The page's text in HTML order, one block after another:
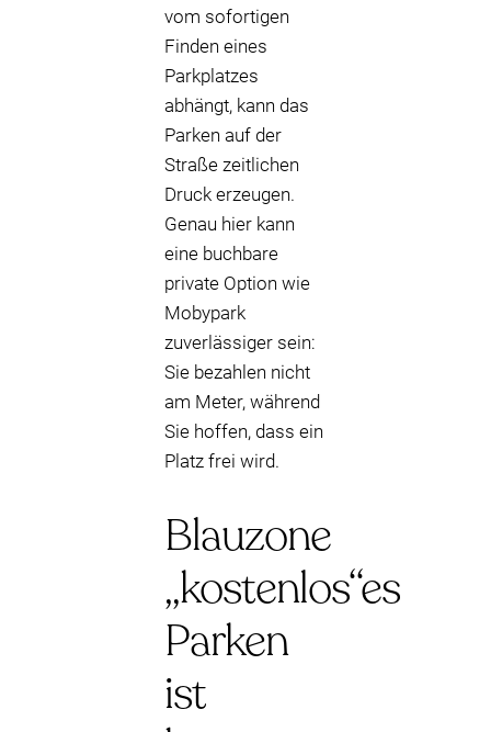
vom sofortigen
Finden eines
Parkplatzes
abhängt, kann das
Parken auf der
Straße zeitlichen
Druck erzeugen.
Genau hier kann
eine buchbare
private Option wie
Mobypark
zuverlässiger sein:
Sie bezahlen nicht
am Meter, während
Sie hoffen, dass ein
Platz frei wird.
Blauzone
„kostenlos“es
Parken
ist